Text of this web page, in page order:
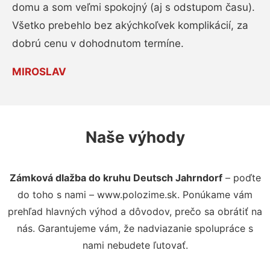
domu a som veľmi spokojný (aj s odstupom času).
Všetko prebehlo bez akýchkoľvek komplikácií, za
dobrú cenu v dohodnutom termíne.
MIROSLAV
Naše výhody
Zámková dlažba do kruhu Deutsch Jahrndorf– poďte
do toho s nami – www.polozime.sk. Ponúkame vám
prehľad hlavných výhod a dôvodov, prečo sa obrátiť na
nás. Garantujeme vám, že nadviazanie spolupráce s
nami nebudete ľutovať.